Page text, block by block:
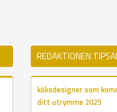
REDAKTIONEN
köksdesigner som
ditt utrymme 2025